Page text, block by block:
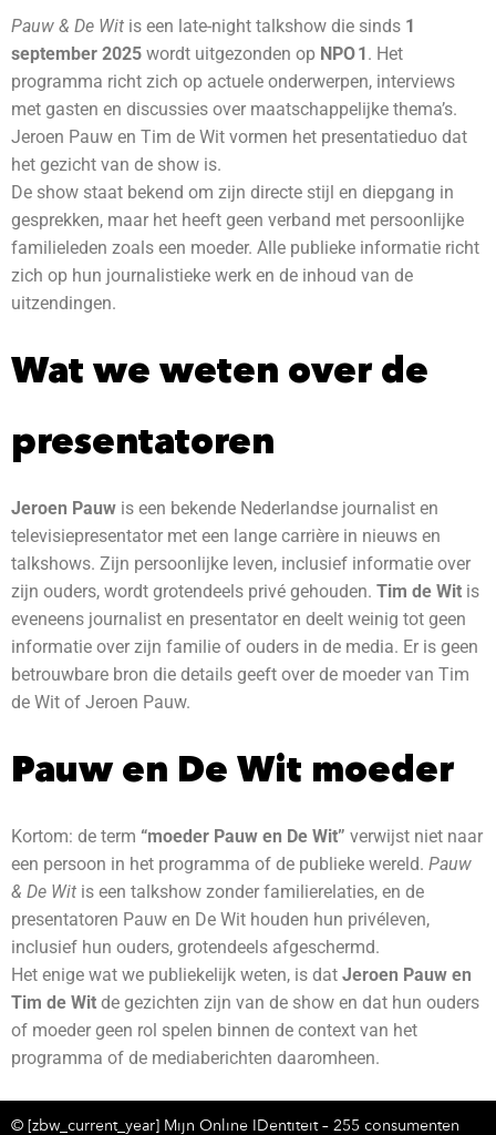
Pauw & De Wit is een late-night talkshow die sinds 1
september 2025 wordt uitgezonden op NPO 1. Het
programma richt zich op actuele onderwerpen, interviews
met gasten en discussies over maatschappelijke thema’s.
Jeroen Pauw en Tim de Wit vormen het presentatieduo dat
het gezicht van de show is.
De show staat bekend om zijn directe stijl en diepgang in
gesprekken, maar het heeft geen verband met persoonlijke
familieleden zoals een moeder. Alle publieke informatie richt
zich op hun journalistieke werk en de inhoud van de
uitzendingen.
Wat we weten over de
presentatoren
Jeroen Pauw is een bekende Nederlandse journalist en
televisiepresentator met een lange carrière in nieuws en
talkshows. Zijn persoonlijke leven, inclusief informatie over
zijn ouders, wordt grotendeels privé gehouden. Tim de Wit is
eveneens journalist en presentator en deelt weinig tot geen
informatie over zijn familie of ouders in de media. Er is geen
betrouwbare bron die details geeft over de moeder van Tim
de Wit of Jeroen Pauw.
Pauw en De Wit moeder
Kortom: de term “moeder Pauw en De Wit” verwijst niet naar
een persoon in het programma of de publieke wereld. Pauw
& De Wit is een talkshow zonder familierelaties, en de
presentatoren Pauw en De Wit houden hun privéleven,
inclusief hun ouders, grotendeels afgeschermd.
Het enige wat we publiekelijk weten, is dat Jeroen Pauw en
Tim de Wit de gezichten zijn van de show en dat hun ouders
of moeder geen rol spelen binnen de context van het
programma of de mediaberichten daaromheen.
© [zbw_current_year] Mijn Online IDentiteit – 255 consumenten